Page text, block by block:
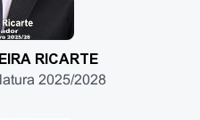
RICARTE
2025/2028